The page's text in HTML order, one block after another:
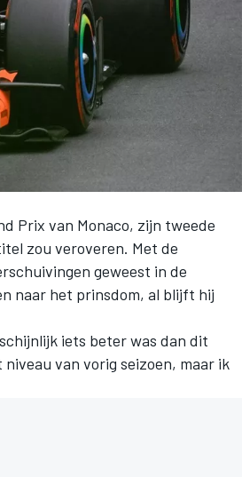
Prix van Monaco, zijn tweede
zou veroveren. Met de
geweest in de
naar het prinsdom, al blijft hij
iets beter was dan dit
van vorig seizoen, maar ik